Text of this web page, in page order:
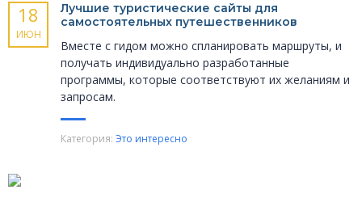
18
ИЮН
Лучшие туристические сайты для
самостоятельных путешественников
Вместе с гидом можно спланировать маршруты, и
получать индивидуально разработанные
программы, которые соответствуют их желаниям и
запросам.
Категория: Это интересно